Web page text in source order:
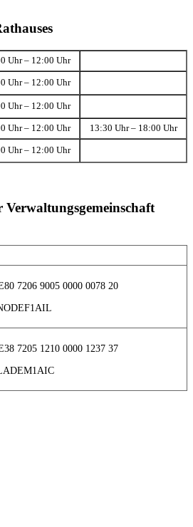
Uhr – 12:00 Uhr
Uhr – 12:00 Uhr
Uhr – 12:00 Uhr
Uhr – 12:00 Uhr 13:30 Uhr – 18:00 Uhr
Uhr – 12:00 Uhr
7206 9005 0000 0078 20
7205 1210 0000 1237 37